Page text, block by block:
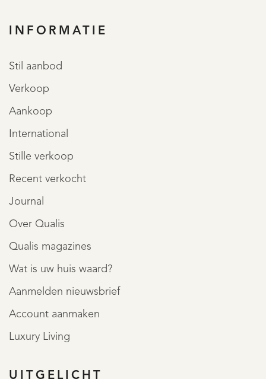
INFORMATIE
Stil aanbod
Verkoop
Aankoop
International
Stille verkoop
Recent verkocht
Journal
Over Qualis
Qualis magazines
Wat is uw huis waard?
Aanmelden nieuwsbrief
Account aanmaken
Luxury Living
UITGELICHT